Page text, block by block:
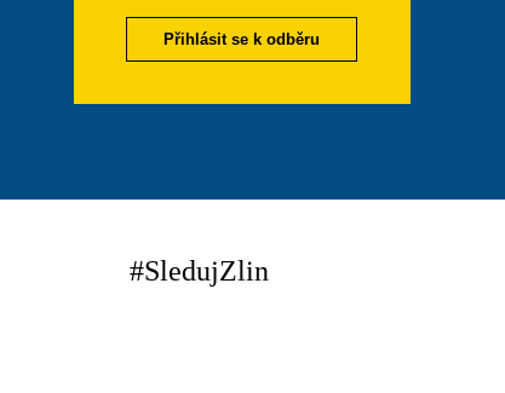
Přihlásit se k odběru
#SledujZlin